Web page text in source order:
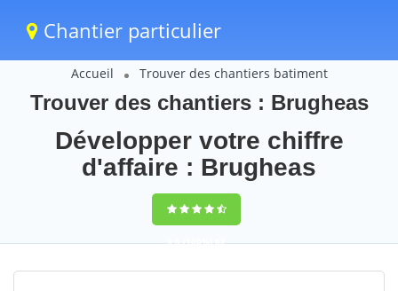
Chantier particulier
Accueil Trouver des chantiers batiment
Trouver des chantiers : Brugheas
Développer votre chiffre
d'affaire : Brugheas
9,5(100%)62
votes